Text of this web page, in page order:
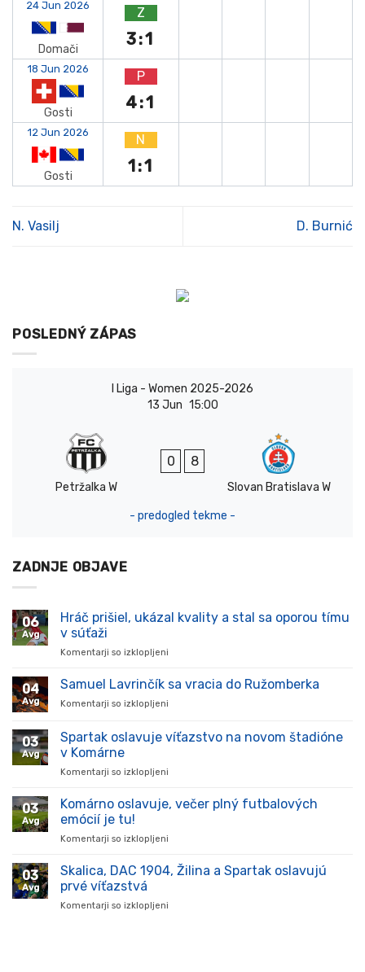
24 Jun 2026
Domači
Z
3:1
18 Jun 2026
Gosti
P
4:1
12 Jun 2026
Gosti
N
1:1
N. Vasilj D. Burnić
POSLEDNÝ ZÁPAS
I Liga - Women 2025-2026
13 Jun 15:00
Petržalka W
0 8
Slovan Bratislava W
- predogled tekme -
ZADNJE OBJAVE
06
Avg
Hráč prišiel, ukázal kvality a stal sa oporou tímu
v súťaži
Komentarji so izklopljeni
prišiel,
stal
súťaži
04
Avg
Samuel Lavrinčík sa vracia do Ružomberka
Komentarji so izklopljeni
Lavrinčík
sa
03
Avg
Spartak oslavuje víťazstvo na novom štadióne
v Komárne
Komentarji so izklopljeni
oslavuje
v
03
Avg
Komárno oslavuje, večer plný futbalových
emócií je tu!
Komentarji so izklopljeni
oslavuje,
03
Avg
Skalica, DAC 1904, Žilina a Spartak oslavujú
prvé víťazstvá
Komentarji so izklopljeni